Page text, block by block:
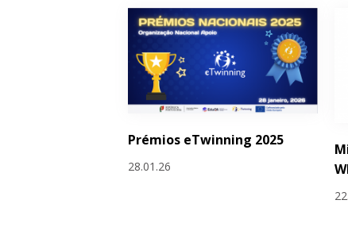
Prémios eTwinning 2025
28.01.26
Páginas